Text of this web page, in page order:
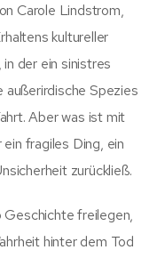
Carole Lindstrom,
kultureller
der ein sinistres
Spezies
Aber was ist mit
fragiles Ding, ein
zurückließ.
Geschichte freilegen,
hinter dem Tod